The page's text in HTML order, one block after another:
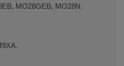
MO28GEB, MO28N.